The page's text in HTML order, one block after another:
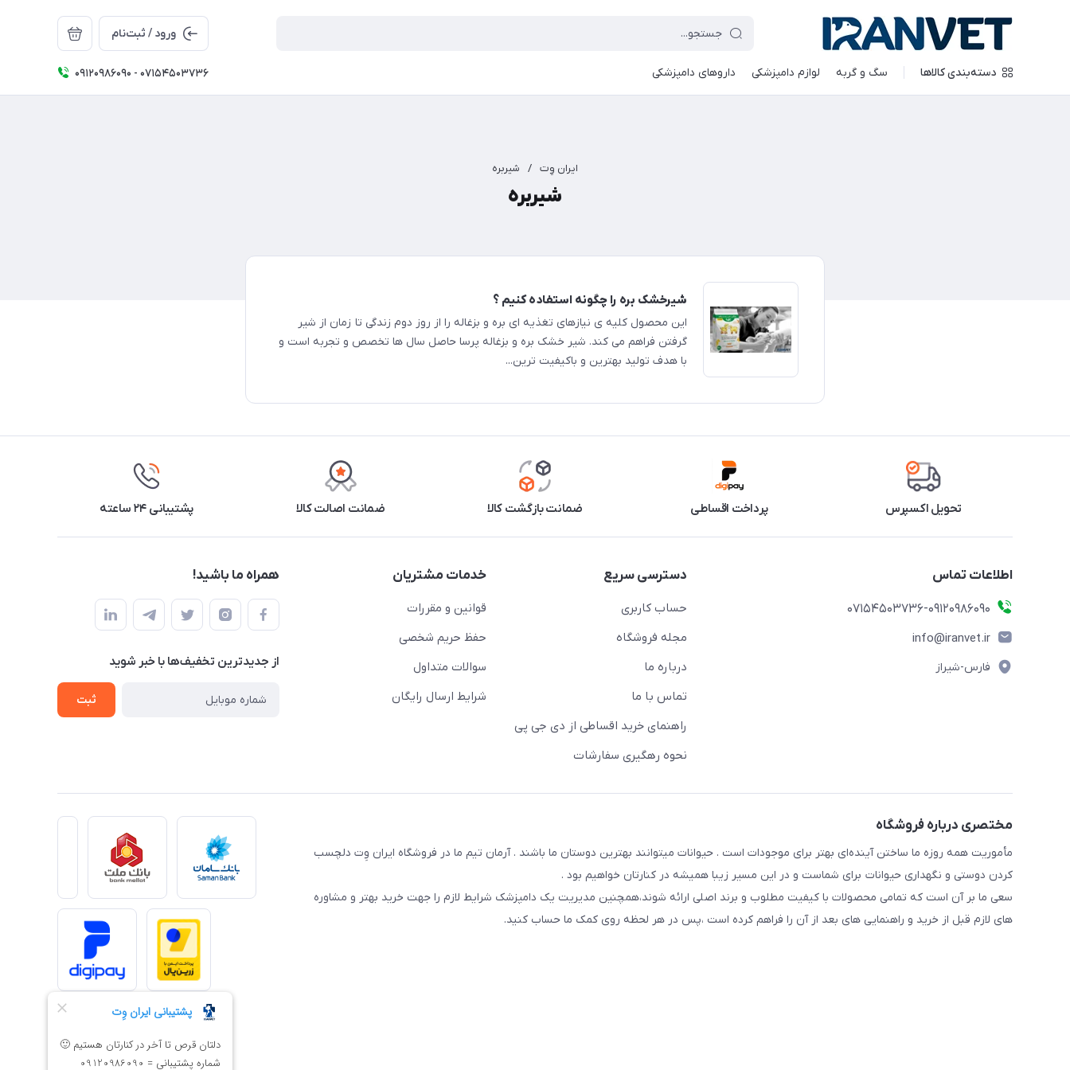
ورود / ثبت‌نام
دسته‌بندی کالاها سگ و گربه لوازم دامپزشکی داروهای دامپزشکی 09120986090 - 07154503736
ایران وِت / شیربره
شیربره
شیرخشک بره را چگونه استفاده کنیم ؟
این محصول کلیه ی نیازهای تغذیه ای بره و بزغاله را از روز دوم زندگی تا زمان از شیر
گرفتن فراهم می کند. شیر خشک بره و بزغاله پرسا حاصل سال ها تخصص و تجربه است و
با هدف تولید بهترین و باکیفیت ترین...
تحویل اکسپرس پرداخت اقساطی ضمانت بازگشت کالا ضمانت اصالت کالا پشتیبانی ۲۴ ساعته
اطلاعات تماس
07154503736-09120986090
info@iranvet.ir
فارس-شیراز
دسترسی سریع
حساب کاربری
مجله فروشگاه
درباره ما
تماس با ما
راهنمای خرید اقساطی از دی جی پی
نحوه رهگیری سفارشات
خدمات مشتریان
قوانین و مقررات
حفظ حریم شخصی
سوالات متداول
شرایط ارسال رایگان
همراه ما باشید!
از جدید‌ترین تخفیف‌ها با‌ خبر شوید
ثبت
مختصری درباره فروشگاه
مأموریت همه روزه ما ساختن آینده‌ای بهتر برای موجودات است . حیوانات میتوانند بهترین دوستان ما باشند . آرمان تیم ما در فروشگاه ایران وِت دلچسب
کردن دوستی و نگهداری حیوانات برای شماست و در این مسیر زیبا همیشه در کنارتان خواهیم بود .
سعی ما بر آن است که تمامی محصولات با کیفیت مطلوب و برند اصلی ارائه شوند،همچنین مدیریت یک دامپزشک شرایط لازم را جهت خرید بهتر و مشاوره
های لازم قبل از خرید و راهنمایی های بعد از آن را فراهم کرده است ،پس در هر لحظه روی کمک ما حساب کنید.